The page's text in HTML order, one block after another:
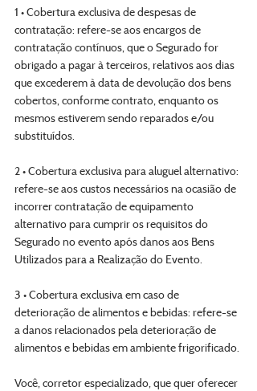
1 • Cobertura exclusiva de despesas de
contratação: refere-se aos encargos de
contratação contínuos, que o Segurado for
obrigado a pagar à terceiros, relativos aos dias
que excederem à data de devolução dos bens
cobertos, conforme contrato, enquanto os
mesmos estiverem sendo reparados e/ou
substituídos.
2 • Cobertura exclusiva para aluguel alternativo:
refere-se aos custos necessários na ocasião de
incorrer contratação de equipamento
alternativo para cumprir os requisitos do
Segurado no evento após danos aos Bens
Utilizados para a Realização do Evento.
3 • Cobertura exclusiva em caso de
deterioração de alimentos e bebidas: refere-se
a danos relacionados pela deterioração de
alimentos e bebidas em ambiente frigorificado.
Você, corretor especializado, que quer oferecer